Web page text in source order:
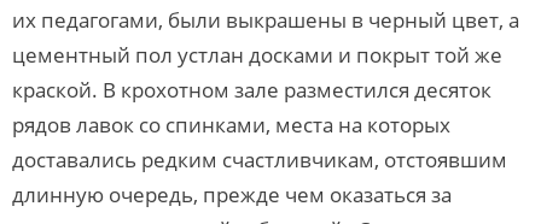
их педагогами, были выкрашены в черный цвет, а
цементный пол устлан досками и покрыт той же
краской. В крохотном зале разместился десяток
рядов лавок со спинками, места на которых
доставались редким счастливчикам, отстоявшим
длинную очередь, прежде чем оказаться за